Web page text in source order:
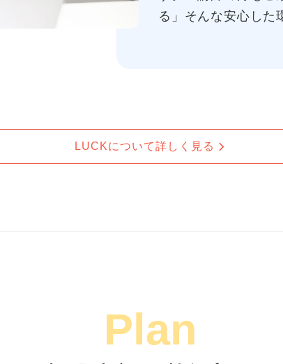
る」そんな安心した
LUCKについて詳しく見る
Plan